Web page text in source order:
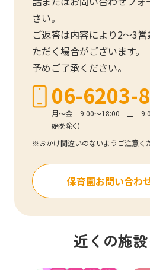
さい。
ご返答は内容により2～3
ただく場合がございます。
予めご了承ください。
06-6203-
月～金 9:00～18:00 土 9:00
始を除く）
おかけ間違いのないようご注意く
保育園お問い合わ
近くの施